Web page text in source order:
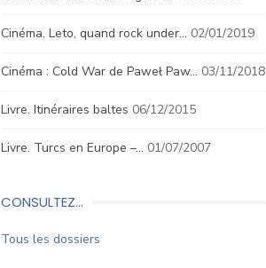
Cinéma. Leto, quand rock under… 02/01/2019
Cinéma : Cold War de Paweł Paw… 03/11/2018
Livre. Itinéraires baltes 06/12/2015
Livre. Turcs en Europe –… 01/07/2007
CONSULTEZ…
Tous les dossiers